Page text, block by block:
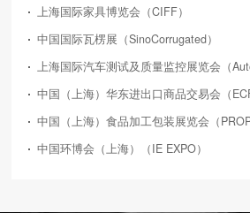
上海国际家具博览会（CIFF）
中国国际瓦楞展（SinoCorrugated）
中国（上海）华东进出口商品交易会（
中国（上海）食品加工包装展览会（
中国环博会（上海）（IE EXPO）